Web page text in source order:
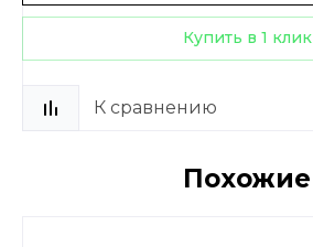
Купить в 1 клик
К сравнению
Похожие